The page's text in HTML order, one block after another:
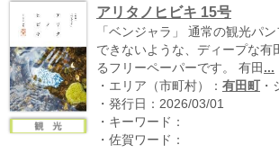
キーワード
佐賀ワード
アリタノヒビキ 15号
「ベンジャラ」 通常の観光パ
できないような、ディープな有
るフリーペーパーです。 有田 ...
・エリア（市町村）： 有田町 ・
・発行日：2026/03/01
・キーワード：
・佐賀ワード：
↓↓ ebooks専用本棚 ↓↓